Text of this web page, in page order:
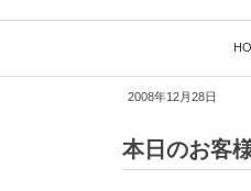
2008年12月28日
本日のお客